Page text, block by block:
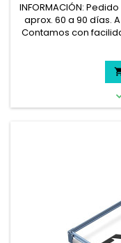
INFORMACIÓN:
aprox. 60 a 90 días.
Contamos con
del